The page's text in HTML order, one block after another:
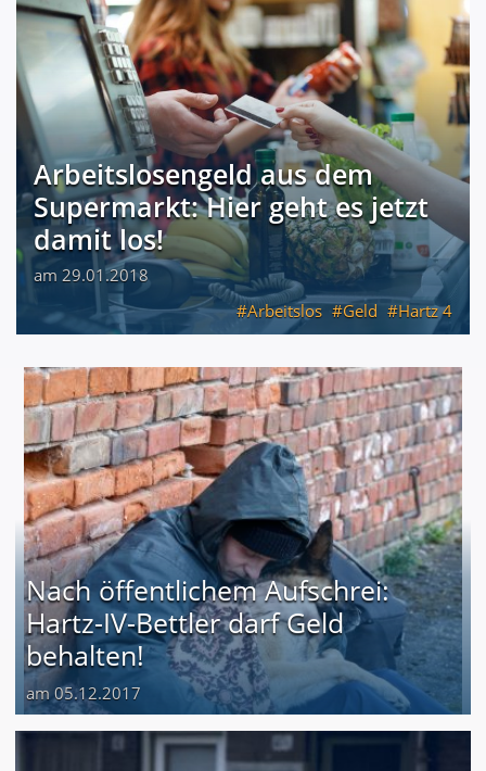
Arbeitslosengeld aus dem
Supermarkt: Hier geht es jetzt
damit los!
am 29.01.2018
Arbeitslos
Geld Hartz 4
Nach öffentlichem Aufschrei:
Hartz-IV-Bettler darf Geld
behalten!
am 05.12.2017